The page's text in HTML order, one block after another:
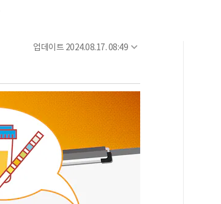
업데이트 2024.08.17. 08:49